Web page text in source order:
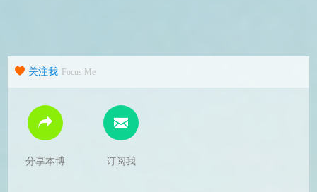
关注我 Focus Me
分享本博 订阅我